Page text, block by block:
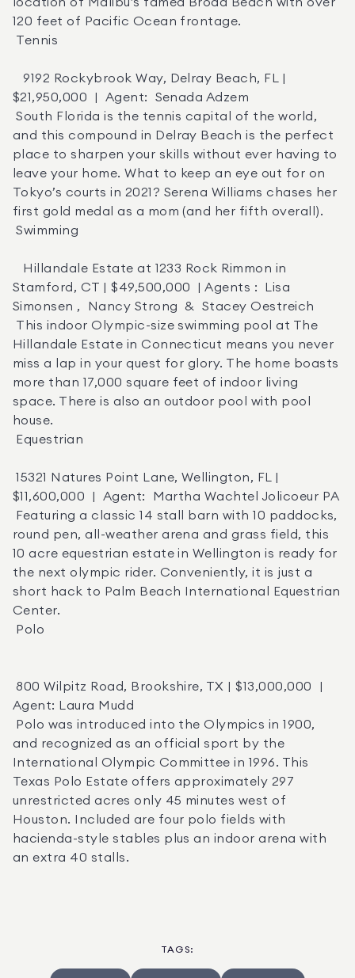
120 feet of Pacific Ocean frontage.
   9192 Rockybrook Way, Delray Beach, FL |
$21,950,000  |  Agent:  Senada Adzem
South Florida is the tennis capital of the world,
and this compound in Delray Beach is the perfect
place to sharpen your skills without ever having to
leave your home. What to keep an eye out for on
Tokyo’s courts in 2021? Serena Williams chases her
first gold medal as a mom (and her fifth overall).
Swimming
Stamford, CT | $49,500,000  | Agents :  Lisa
Simonsen ,  Nancy Strong  &  Stacey Oestreich
Hillandale Estate in Connecticut means you never
miss a lap in your quest for glory. The home boasts
more than 17,000 square feet of indoor living
space. There is also an outdoor pool with pool
house.
15321 Natures Point Lane, Wellington, FL |
$11,600,000  |  Agent:  Martha Wachtel Jolicoeur PA
round pen, all-weather arena and grass field, this
10 acre equestrian estate in Wellington is ready for
the next olympic rider. Conveniently, it is just a
short hack to Palm Beach International Equestrian
Center.
800 Wilpitz Road, Brookshire, TX | $13,000,000  |
Agent: Laura Mudd
and recognized as an official sport by the
International Olympic Committee in 1996. This
Texas Polo Estate offers approximately 297
unrestricted acres only 45 minutes west of
Houston. Included are four polo fields with
hacienda-style stables plus an indoor arena with
an extra 40 stalls.
TAGS: